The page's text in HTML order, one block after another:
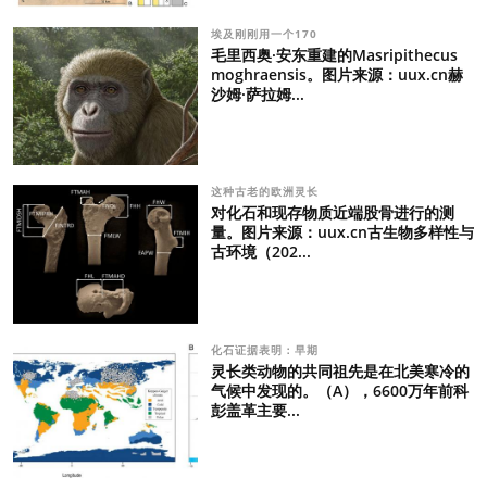
埃及刚刚用一个170
毛里西奥·安东重建的Masripithecus
moghraensis。图片来源：uux.cn赫
沙姆·萨拉姆...
这种古老的欧洲灵长
对化石和现存物质近端股骨进行的测
量。图片来源：uux.cn古生物多样性与
古环境（202...
化石证据表明：早期
灵长类动物的共同祖先是在北美寒冷的
气候中发现的。（A），6600万年前科
彭盖革主要...